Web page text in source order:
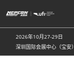
接
跳
至
2026年10月27-29日
深圳国际会展中心（宝安）